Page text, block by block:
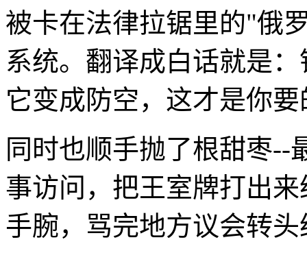
被卡在法律拉锯里的"俄
系统。翻译成白话就是
它变成防空，这才是你
同时也顺手抛了根甜枣--
事访问，把王室牌打出
手腕，骂完地方议会转